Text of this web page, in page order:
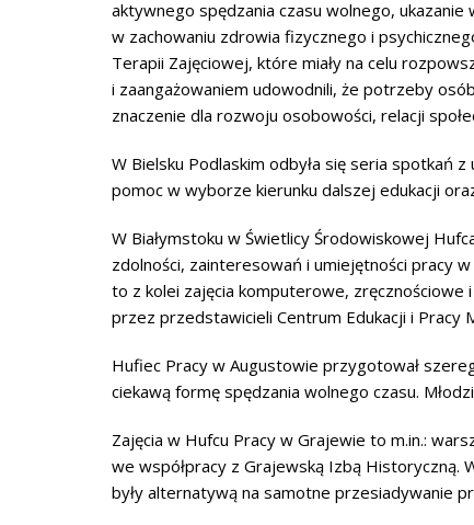
aktywnego spędzania czasu wolnego,
w zachowaniu zdrowia fizycznego i
Terapii Zajęciowej, które miały na celu
i zaangażowaniem udowodnili, że potrzeby
znaczenie dla rozwoju osobowości, relacji
W Bielsku Podlaskim odbyła się seria spotkań
pomoc w wyborze kierunku dalszej edukacji
W Białymstoku w Świetlicy Środowiskowej
zdolności, zainteresowań i umiejętności pracy
to z kolei zajęcia komputerowe, zręcznościowe
przez przedstawicieli Centrum Edukacji i Pracy
Hufiec Pracy w Augustowie przygotował
ciekawą formę spędzania wolnego czasu.
Zajęcia w Hufcu Pracy w Grajewie to m.in.:
we współpracy z Grajewską Izbą Historyczną.
były alternatywą na samotne przesiadywanie